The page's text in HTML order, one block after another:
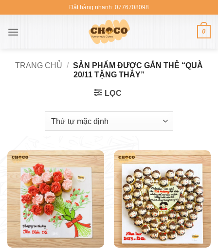
nội
Đặt hàng nhanh: 0776708098
0
TRANG CHỦ / SẢN PHẨM ĐƯỢC GẮN THẺ “QUÀ
20/11 TẶNG THẦY”
LỌC